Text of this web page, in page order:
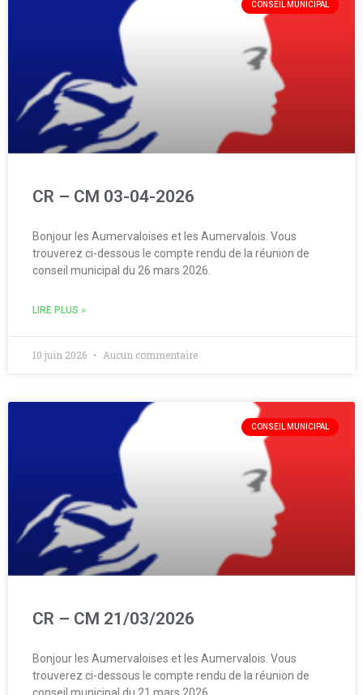
CONSEIL MUNICIPAL
CR – CM 03-04-2026
Bonjour les Aumervaloises et les Aumervalois. Vous
trouverez ci-dessous le compte rendu de la réunion de
conseil municipal du 26 mars 2026.
LIRE PLUS »
10 juin 2026 Aucun commentaire
CONSEIL MUNICIPAL
CR – CM 21/03/2026
Bonjour les Aumervaloises et les Aumervalois. Vous
trouverez ci-dessous le compte rendu de la réunion de
conseil municipal du 21 mars 2026.